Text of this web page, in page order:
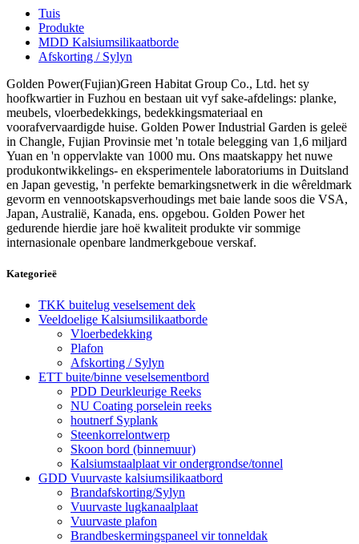
Tuis
Produkte
MDD Kalsiumsilikaatborde
Afskorting / Sylyn
Golden Power(Fujian)Green Habitat Group Co., Ltd. het sy
hoofkwartier in Fuzhou en bestaan ​​uit vyf sake-afdelings: planke,
meubels, vloerbedekkings, bedekkingsmateriaal en
voorafvervaardigde huise. Golden Power Industrial Garden is geleë
in Changle, Fujian Provinsie met 'n totale belegging van 1,6 miljard
Yuan en 'n oppervlakte van 1000 mu. Ons maatskappy het nuwe
produkontwikkelings- en eksperimentele laboratoriums in Duitsland
en Japan gevestig, 'n perfekte bemarkingsnetwerk in die wêreldmark
gevorm en vennootskapsverhoudings met baie lande soos die VSA,
Japan, Australië, Kanada, ens. opgebou. Golden Power het
gedurende hierdie jare hoë kwaliteit produkte vir sommige
internasionale openbare landmerkgeboue verskaf.
Kategorieë
TKK buitelug veselsement dek
Veeldoelige Kalsiumsilikaatborde
Vloerbedekking
Plafon
Afskorting / Sylyn
ETT buite/binne veselsementbord
PDD Deurkleurige Reeks
NU Coating porselein reeks
houtnerf Syplank
Steenkorrelontwerp
Skoon bord (binnemuur)
Kalsiumstaalplaat vir ondergrondse/tonnel
GDD Vuurvaste kalsiumsilikaatbord
Brandafskorting/Sylyn
Vuurvaste lugkanaalplaat
Vuurvaste plafon
Brandbeskermingspaneel vir tonneldak